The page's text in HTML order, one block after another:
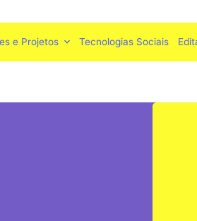
e Projetos Tecnologias Sociais